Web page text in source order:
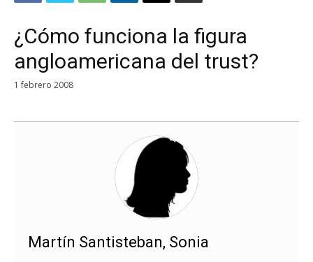
¿Cómo funciona la figura
angloamericana del trust?
1 febrero 2008
Martín Santisteban, Sonia